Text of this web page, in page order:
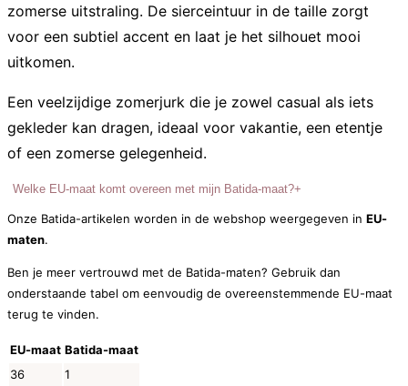
zomerse uitstraling. De sierceintuur in de taille zorgt
voor een subtiel accent en laat je het silhouet mooi
uitkomen.
Een veelzijdige zomerjurk die je zowel casual als iets
gekleder kan dragen, ideaal voor vakantie, een etentje
of een zomerse gelegenheid.
Welke EU-maat komt overeen met mijn Batida-maat?+
Onze Batida-artikelen worden in de webshop weergegeven in EU-
maten.
Ben je meer vertrouwd met de Batida-maten? Gebruik dan
onderstaande tabel om eenvoudig de overeenstemmende EU-maat
terug te vinden.
EU-maat Batida-maat
36
1